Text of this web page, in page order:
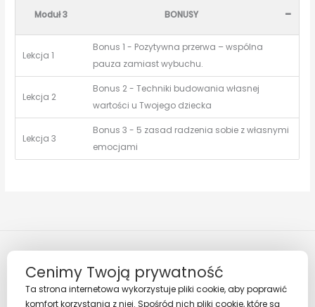
Moduł 3 BONUSY -
Lekcja 1
Bonus 1 - Pozytywna przerwa – wspólna
pauza zamiast wybuchu.
Lekcja 2
Bonus 2 - Techniki budowania własnej
wartości u Twojego dziecka
Lekcja 3
Bonus 3 - 5 zasad radzenia sobie z własnymi
emocjami
Cenimy Twoją prywatność
Ta strona internetowa wykorzystuje pliki cookie, aby poprawić
komfort korzystania z niej. Spośród nich pliki cookie, które są